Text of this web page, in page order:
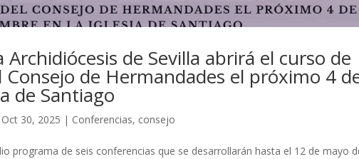
de Sevilla abrirá el curso de
de Hermandades el próximo 4
de Santiago
Oct 30, 2025 | Conferencias, consejo
programa de seis conferencias que se desarrollarán hasta el 12 de mayo